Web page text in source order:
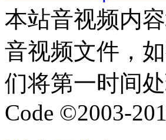
本站音视频内
音视频文件，
们将第一时间
Code ©2003-